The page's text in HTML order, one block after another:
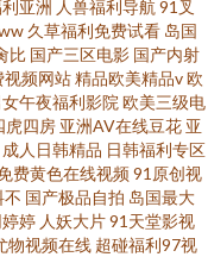
亚洲 人兽福利导航 91叉
久草福利免费试看 岛国
比 国产三区电影 国产内射
视频网站精品欧美精品v欧
女午夜福利影院 欧美三级电
虎四房 亚洲AV在线豆花 亚
成人日韩精品 日韩福利专区
费黄色在线视频91原创视
不 国产极品自拍 岛国最大
婷 人妖大片91天堂影视
物视频在线 超碰福利97视